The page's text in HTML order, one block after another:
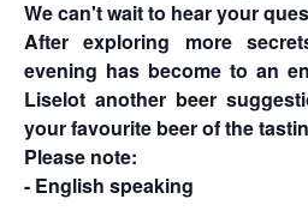
We can't wait to hear your
After exploring more
evening has become to an
Liselot another beer
your favourite beer of the
Please note:
- English speaking